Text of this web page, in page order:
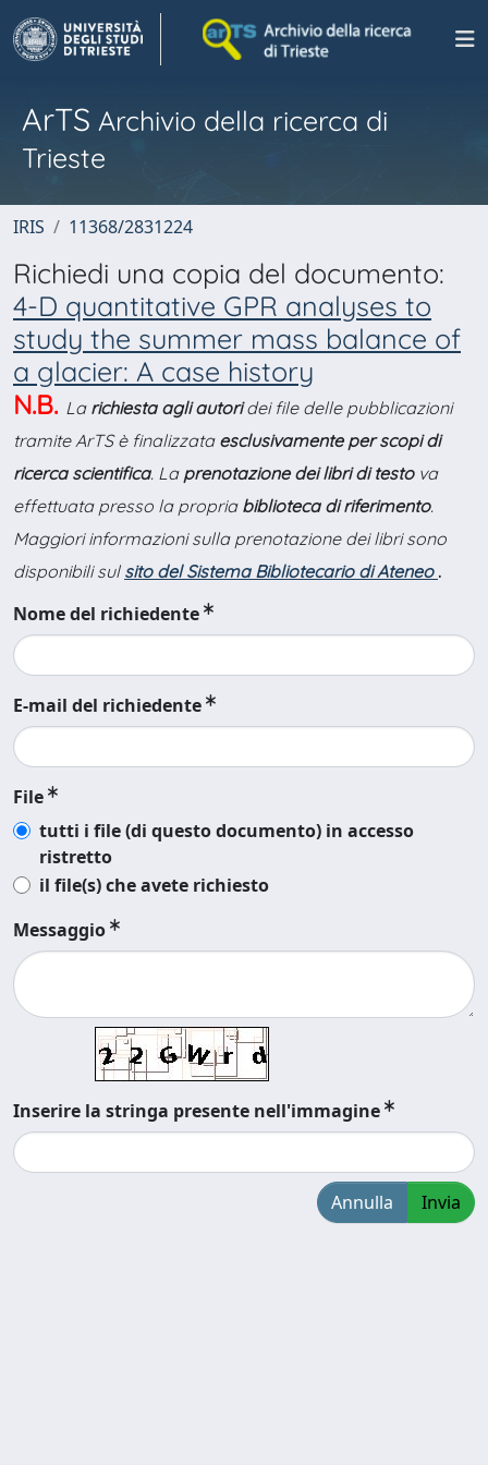
ArTS Archivio della ricerca di
Trieste
IRIS 11368/2831224
Richiedi una copia del documento:
4-D quantitative GPR analyses to
study the summer mass balance of
a glacier: A case history
N.B. La richiesta agli autoridei file delle pubblicazioni
tramite ArTS è finalizzata esclusivamente per scopi di
ricerca scientifica. La prenotazione dei libri di testova
effettuata presso la propria biblioteca di riferimento.
Maggiori informazioni sulla prenotazione dei libri sono
disponibili sul sito del Sistema Bibliotecario di Ateneo .
Nome del richiedente
E-mail del richiedente
File
tutti i file (di questo documento) in accesso
ristretto
il file(s) che avete richiesto
Messaggio
Inserire la stringa presente nell'immagine
Annulla Invia